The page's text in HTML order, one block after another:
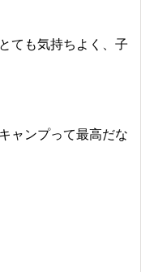
ても気持ちよく、子
ャンプって最高だな